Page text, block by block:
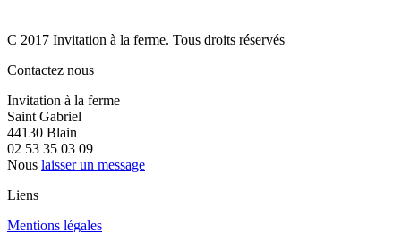
C 2017 Invitation à la ferme. Tous droits réservés
Contactez nous
Invitation à la ferme
Saint Gabriel
44130 Blain
02 53 35 03 09
Nous laisser un message
Liens
Mentions légales